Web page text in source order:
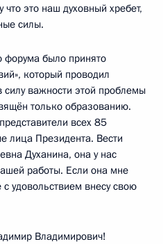
это наш духовный хребет,
силы.
форума было принято
который проводил
важности этой проблемы
только образованию.
всех 85
лица Президента. Вести
Духанина, она у нас
работы. Если она мне
удовольствием внесу свою
Владимирович!